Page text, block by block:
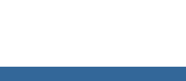
Áreas de